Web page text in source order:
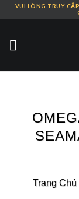
Skip
content
VUI LÒNG TRUY
Trang Chủ